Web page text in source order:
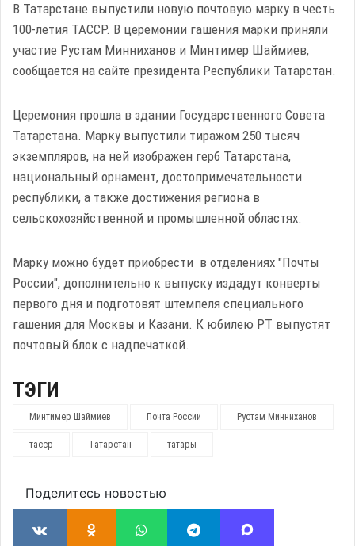
В Татарстане выпустили новую почтовую марку в честь
100-летия ТАССР. В церемонии гашения марки приняли
участие Рустам Минниханов и Минтимер Шаймиев,
сообщается на сайте президента Республики Татарстан.
Церемония прошла в здании Государственного Совета
Татарстана. Марку выпустили тиражом 250 тысяч
экземпляров, на ней изображен герб Татарстана,
национальный орнамент, достопримечательности
республики, а также достижения региона в
сельскохозяйственной и промышленной областях.
Марку можно будет приобрести в отделениях "Почты
России", дополнительно к выпуску издадут конверты
первого дня и подготовят штемпеля специального
гашения для Москвы и Казани. К юбилею РТ выпустят
почтовый блок с надпечаткой.
ТЭГИ
Минтимер Шаймиев Почта России Рустам Минниханов
тасср Татарстан татары
Поделитесь новостью